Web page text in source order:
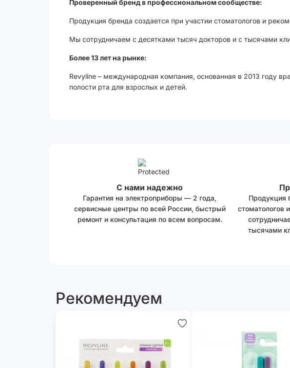
Проверенный бренд в профессиональном сообществе:
Продукция бренда создается при участии стоматологов и
Мы сотрудничаем с десятками тысяч докторов и с тысячами
Более 13 лет на рынке:
Revyline – международная компания, основанная в 2013 году
полости рта для взрослых и детей.
С нами надежно
Гарантия на электроприборы — 2 года,
сервисные центры по всей России, быстрый
ремонт и консультация по всем вопросам.
Продукция
стоматологов
тысячами
Рекомендуем